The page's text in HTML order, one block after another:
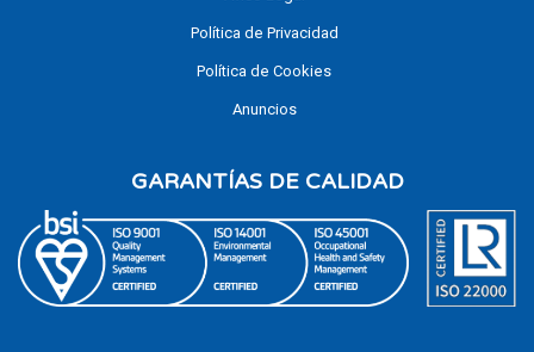
Política de Privacidad
Política de Cookies
Anuncios
GARANTÍAS DE CALIDAD